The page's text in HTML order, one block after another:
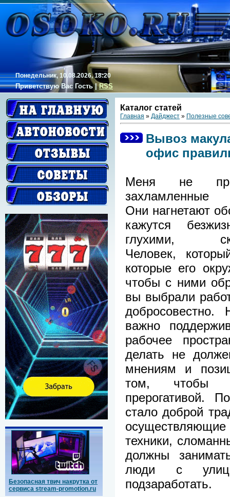
Понедельник, 10.08.2026, 18:20
Приветствую Вас Гость|RSS
Безопасная твич накрутка от
сервиса stream-promotion.ru
Каталог статей
Главная » Дайджест » Полезные
Вывоз
офис
Меня не
Они нагнетают
кажутся
глухими,
Человек,
которые его
чтобы с ними
вы выбрали
важно
рабочее
делать не
мнениям и
том, чтобы
прерогативой.
стало доброй
техники,
должны
люди с
подзаработать.